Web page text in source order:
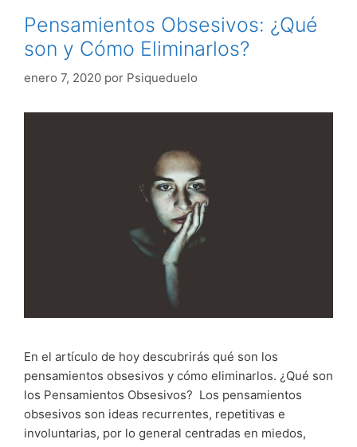
Pensamientos Obsesivos: ¿Qué
son y Cómo Eliminarlos?
enero 7, 2020 por Psiqueduelo
En el artículo de hoy descubrirás qué son los
pensamientos obsesivos y cómo eliminarlos. ¿Qué son
los Pensamientos Obsesivos? Los pensamientos
obsesivos son ideas recurrentes, repetitivas e
involuntarias, por lo general centradas en miedos,